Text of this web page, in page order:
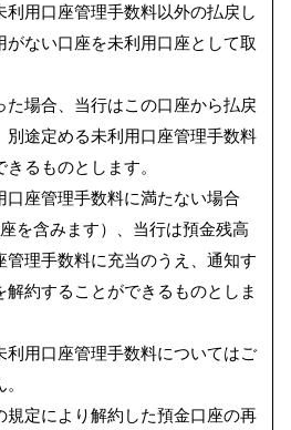
利用口座管理手数料以外の払戻し
がない口座を未利用口座として取
た場合、当行はこの口座から払戻
別途定める未利用口座管理手数料
るものとします。
口座管理手数料に満たない場合
座を含みます）、当行は預金残高
管理手数料に充当のうえ、通知す
解約することができるものとしま
利用口座管理手数料についてはご
規定により解約した預金口座の再